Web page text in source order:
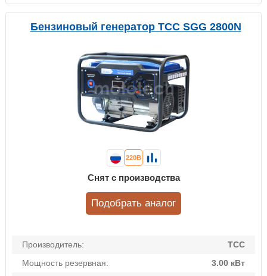
Бензиновый генератор ТСС SGG 2800N
Производитель:
ТСС
Мощность резервная:
3.00 кВт
220В
Снят с производства
Подобрать аналог